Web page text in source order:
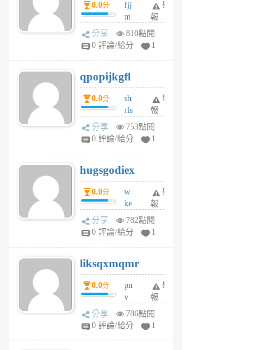
月
前
0.0分
fjj
m
w
rs
6
個
月
前
舉
報
分享
810點閱
0 評論/給分
1
qpopijkgfl
0.0分
sh
rls
k
m
6
個
月
前
舉
報
分享
753點閱
0 評論/給分
1
hugsgodiex
0.0分
w
ke
rv
pj
6
個
月
前
舉
報
分享
782點閱
0 評論/給分
1
liksqxmqmr
0.0分
pn
v
wt
sv
舉
報
分享
786點閱
0 評論/給分
1